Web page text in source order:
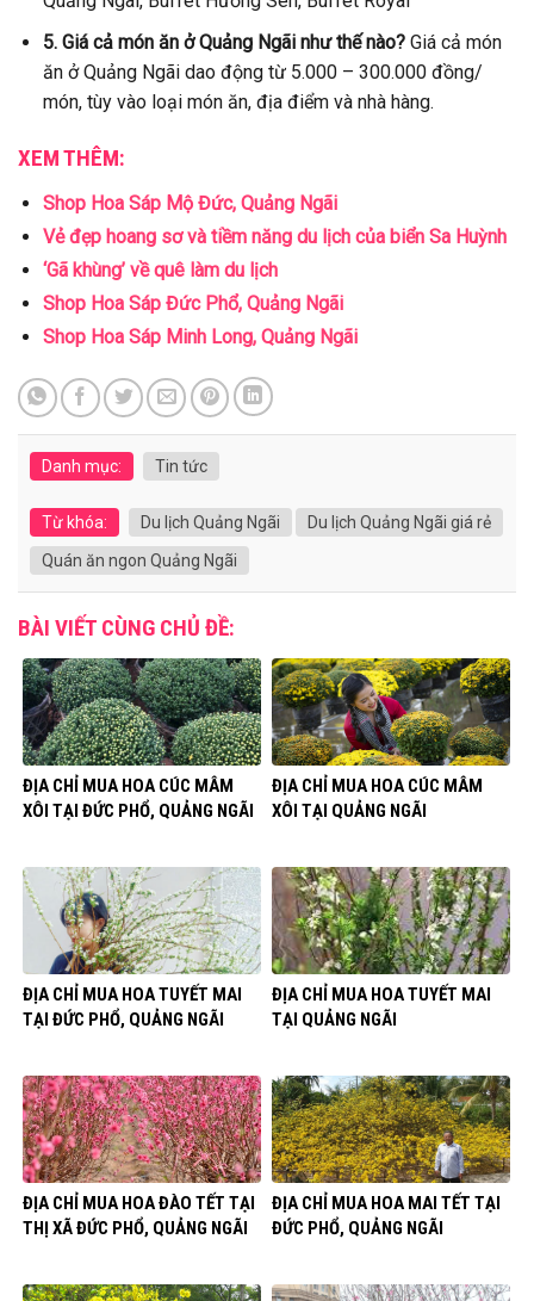
5. Giá cả món ăn ở Quảng Ngãi như thế nào?Giá cả món
ăn ở Quảng Ngãi dao động từ 5.000 – 300.000 đồng/
món, tùy vào loại món ăn, địa điểm và nhà hàng.
XEM THÊM:
Shop Hoa Sáp Mộ Đức, Quảng Ngãi
Vẻ đẹp hoang sơ và tiềm năng du lịch của biển Sa Huỳnh
‘Gã khùng’ về quê làm du lịch
Shop Hoa Sáp Đức Phổ, Quảng Ngãi
Shop Hoa Sáp Minh Long, Quảng Ngãi
Danh mục: Tin tức
Từ khóa: Du lịch Quảng Ngãi
Du lịch Quảng Ngãi giá rẻ
Quán ăn ngon Quảng Ngãi
BÀI VIẾT CÙNG CHỦ ĐỀ:
ĐỊA CHỈ MUA HOA CÚC MÂM
XÔI TẠI ĐỨC PHỔ, QUẢNG NGÃI
ĐỊA CHỈ MUA HOA CÚC MÂM
XÔI TẠI QUẢNG NGÃI
ĐỊA CHỈ MUA HOA TUYẾT MAI
TẠI ĐỨC PHỔ, QUẢNG NGÃI
ĐỊA CHỈ MUA HOA TUYẾT MAI
TẠI QUẢNG NGÃI
ĐỊA CHỈ MUA HOA ĐÀO TẾT TẠI
THỊ XÃ ĐỨC PHỔ, QUẢNG NGÃI
ĐỊA CHỈ MUA HOA MAI TẾT TẠI
ĐỨC PHỔ, QUẢNG NGÃI